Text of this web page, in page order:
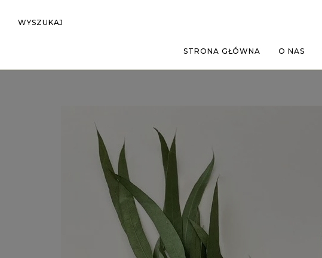
WYSZUKAJ
STRONA GŁÓWNA O NAS